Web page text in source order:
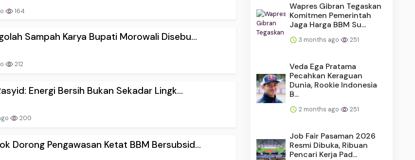
164
Sampah Karya Bupati Morowali Disebu...
212
Energi Bersih Bukan Sekadar Lingk...
200
Dorong Pengawasan Ketat BBM Bersubsid...
Wapres Gibran Tegaskan
Komitmen Pemerintah
Jaga Harga BBM Su...
3 months ago 251
Veda Ega Pratama
Pecahkan Keraguan
Dunia, Rookie Indonesia
B...
2 months ago 251
Job Fair Pasaman 2026
Resmi Dibuka, Ribuan
Pencari Kerja Pad...